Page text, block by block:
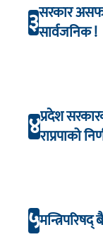
३सरकार
सार्वजनिक !
४प्रदेश
राप्रपाको
५